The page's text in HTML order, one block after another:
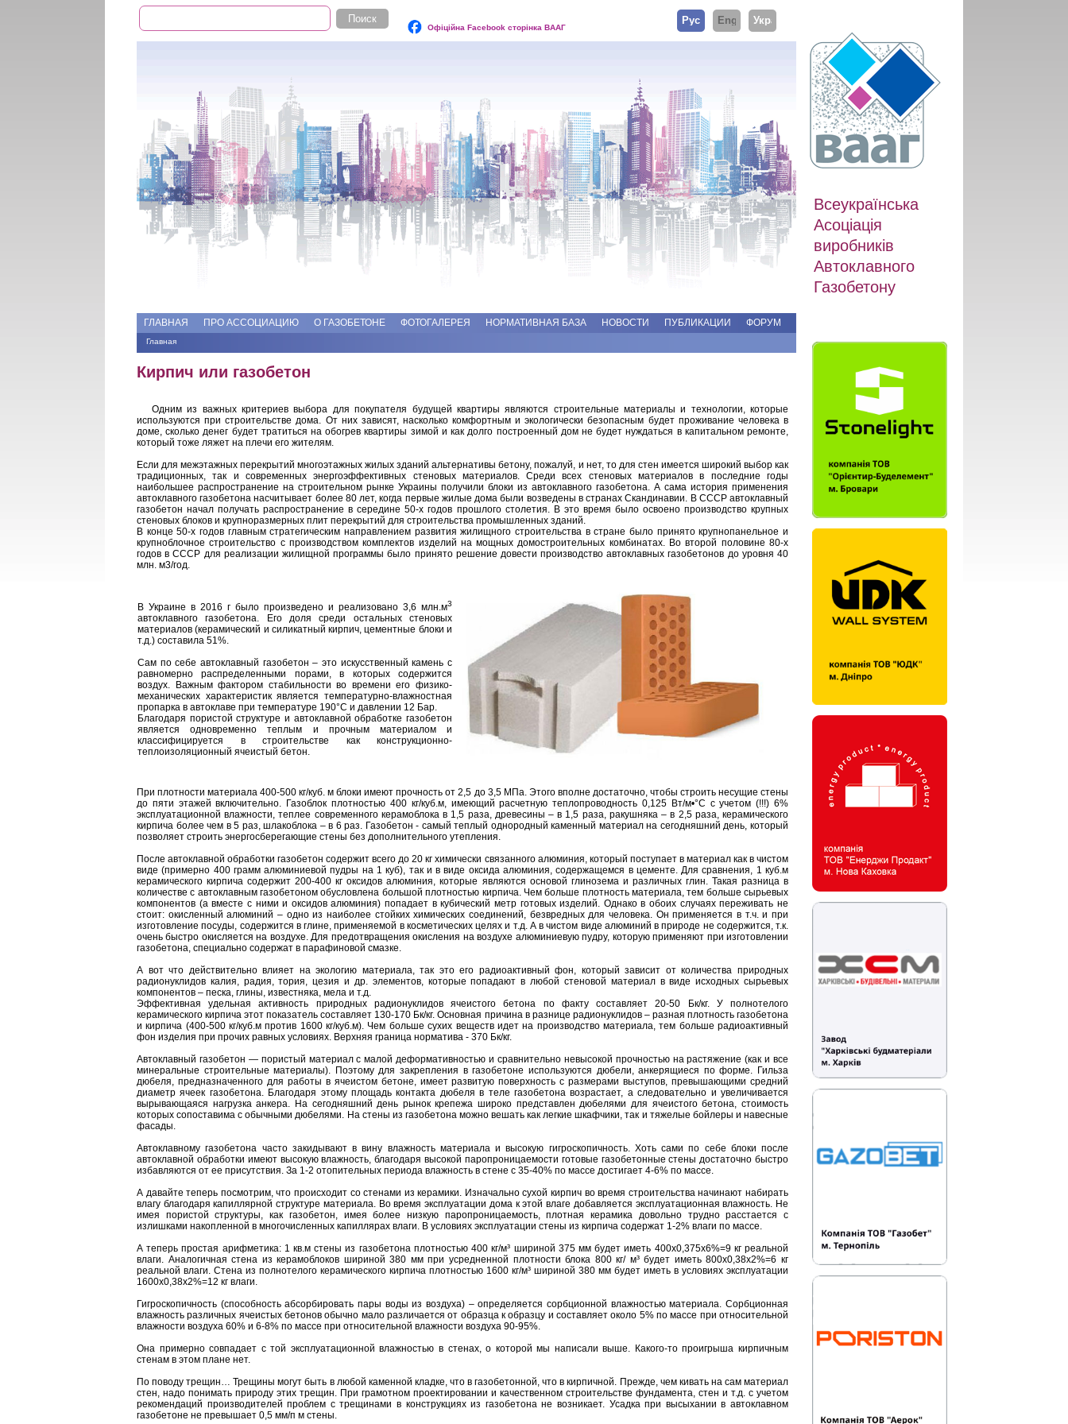
Форма поиска
Поиск
Офіційна Facebook сторінка ВААГ
РусскийEnglishУкраїнська
Всеукраїнська
Асоціація
виробників
Автоклавного
Газобетону
ГЛАВНАЯ ПРО АССОЦИАЦИЮ О ГАЗОБЕТОНЕ ФОТОГАЛЕРЕЯ НОРМАТИВНАЯ БАЗА НОВОСТИ ПУБЛИКАЦИИ ФОРУМ
Вы здесь
Главная
Кирпич или газобетон
Одним из важных критериев выбора для покупателя будущей квартиры являются строительные материалы и технологии, которые
используются при строительстве дома. От них зависят, насколько комфортным и экологически безопасным будет проживание человека в
доме, сколько денег будет тратиться на обогрев квартиры зимой и как долго построенный дом не будет нуждаться в капитальном ремонте,
который тоже ляжет на плечи его жителям.
Если для межэтажных перекрытий многоэтажных жилых зданий альтернативы бетону, пожалуй, и нет, то для стен имеется широкий выбор как
традиционных, так и современных энергоэффективных стеновых материалов. Среди всех стеновых материалов в последние годы
наибольшее распространение на строительном рынке Украины получили блоки из автоклавного газобетона. А сама история применения
автоклавного газобетона насчитывает более 80 лет, когда первые жилые дома были возведены в странах Скандинавии. В СССР автоклавный
газобетон начал получать распространение в середине 50-х годов прошлого столетия. В это время было освоено производство крупных
стеновых блоков и крупноразмерных плит перекрытий для строительства промышленных зданий.
В конце 50-х годов главным стратегическим направлением развития жилищного строительства в стране было принято крупнопанельное и
крупноблочное строительство с производством комплектов изделий на мощных домостроительных комбинатах. Во второй половине 80-х
годов в СССР для реализации жилищной программы было принято решение довести производство автоклавных газобетонов до уровня 40
млн. м3/год.
В Украине в 2016 г было произведено и реализовано 3,6 млн.м3
автоклавного газобетона. Его доля среди остальных стеновых
материалов (керамический и силикатный кирпич, цементные блоки и
т.д.) составила 51%.
Сам по себе автоклавный газобетон – это искусственный камень с
равномерно распределенными порами, в которых содержится
воздух. Важным фактором стабильности во времени его физико-
механических характеристик является температурно-влажностная
пропарка в автоклаве при температуре 190°С и давлении 12 Бар.
Благодаря пористой структуре и автоклавной обработке газобетон
является одновременно теплым и прочным материалом и
классифицируется в строительстве как конструкционно-
теплоизоляционный ячеистый бетон.
При плотности материала 400-500 кг/куб. м блоки имеют прочность от 2,5 до 3,5 МПа. Этого вполне достаточно, чтобы строить несущие стены
до пяти этажей включительно. Газоблок плотностью 400 кг/куб.м, имеющий расчетную теплопроводность 0,125 Вт/м•°С с учетом (!!!) 6%
эксплуатационной влажности, теплее современного керамоблока в 1,5 раза, древесины – в 1,5 раза, ракушняка – в 2,5 раза, керамического
кирпича более чем в 5 раз, шлакоблока – в 6 раз. Газобетон - самый теплый однородный каменный материал на сегодняшний день, который
позволяет строить энергосберегающие стены без дополнительного утепления.
После автоклавной обработки газобетон содержит всего до 20 кг химически связанного алюминия, который поступает в материал как в чистом
виде (примерно 400 грамм алюминиевой пудры на 1 куб), так и в виде оксида алюминия, содержащемся в цементе. Для сравнения, 1 куб.м
керамического кирпича содержит 200-400 кг оксидов алюминия, которые являются основой глинозема и различных глин. Такая разница в
количестве с автоклавным газобетоном обусловлена большой плотностью кирпича. Чем больше плотность материала, тем больше сырьевых
компонентов (а вместе с ними и оксидов алюминия) попадает в кубический метр готовых изделий. Однако в обоих случаях переживать не
стоит: окисленный алюминий – одно из наиболее стойких химических соединений, безвредных для человека. Он применяется в т.ч. и при
изготовление посуды, содержится в глине, применяемой в косметических целях и т.д. А в чистом виде алюминий в природе не содержится, т.к.
очень быстро окисляется на воздухе. Для предотвращения окисления на воздухе алюминиевую пудру, которую применяют при изготовлении
газобетона, специально содержат в парафиновой смазке.
А вот что действительно влияет на экологию материала, так это его радиоактивный фон, который зависит от количества природных
радионуклидов калия, радия, тория, цезия и др. элементов, которые попадают в любой стеновой материал в виде исходных сырьевых
компонентов – песка, глины, известняка, мела и т.д.
Эффективная удельная активность природных радионуклидов ячеистого бетона по факту составляет 20-50 Бк/кг. У полнотелого
керамического кирпича этот показатель составляет 130-170 Бк/кг. Основная причина в разнице радионуклидов – разная плотность газобетона
и кирпича (400-500 кг/куб.м против 1600 кг/куб.м). Чем больше сухих веществ идет на производство материала, тем больше радиоактивный
фон изделия при прочих равных условиях. Верхняя граница норматива - 370 Бк/кг.
Автоклавный газобетон — пористый материал с малой деформативностью и сравнительно невысокой прочностью на растяжение (как и все
минеральные строительные материалы). Поэтому для закрепления в газобетоне используются дюбели, анкерящиеся по форме. Гильза
дюбеля, предназначенного для работы в ячеистом бетоне, имеет развитую поверхность с размерами выступов, превышающими средний
диаметр ячеек газобетона. Благодаря этому площадь контакта дюбеля в теле газобетона возрастает, а следовательно и увеличивается
вырывающаяся нагрузка анкера. На сегодняшний день рынок крепежа широко представлен дюбелями для ячеистого бетона, стоимость
которых сопоставима с обычными дюбелями. На стены из газобетона можно вешать как легкие шкафчики, так и тяжелые бойлеры и навесные
фасады.
Автоклавному газобетона часто закидывают в вину влажность материала и высокую гигроскопичность. Хоть сами по себе блоки после
автоклавной обработки имеют высокую влажность, благодаря высокой паропроницаемости готовые газобетонные стены достаточно быстро
избавляются от ее присутствия. За 1-2 отопительных периода влажность в стене с 35-40% по массе достигает 4-6% по массе.
А давайте теперь посмотрим, что происходит со стенами из керамики. Изначально сухой кирпич во время строительства начинают набирать
влагу благодаря капиллярной структуре материала. Во время эксплуатации дома к этой влаге добавляется эксплуатационная влажность. Не
имея пористой структуры, как газобетон, имея более низкую паропроницаемость, плотная керамика довольно трудно расстается с
излишками накопленной в многочисленных капиллярах влаги. В условиях эксплуатации стены из кирпича содержат 1-2% влаги по массе.
А теперь простая арифметика: 1 кв.м стены из газобетона плотностью 400 кг/м³ шириной 375 мм будет иметь 400х0,375х6%=9 кг реальной
влаги. Аналогичная стена из керамоблоков шириной 380 мм при усредненной плотности блока 800 кг/ м³ будет иметь 800х0,38х2%=6 кг
реальной влаги. Стена из полнотелого керамического кирпича плотностью 1600 кг/м³ шириной 380 мм будет иметь в условиях эксплуатации
1600х0,38х2%=12 кг влаги.
Гигроскопичность (способность абсорбировать пары воды из воздуха) – определяется сорбционной влажностью материала. Сорбционная
влажность различных ячеистых бетонов обычно мало различается от образца к образцу и составляет около 5% по массе при относительной
влажности воздуха 60% и 6-8% по массе при относительной влажности воздуха 90-95%.
Она примерно совпадает с той эксплуатационной влажностью в стенах, о которой мы написали выше. Какого-то проигрыша кирпичным
стенам в этом плане нет.
По поводу трещин… Трещины могут быть в любой каменной кладке, что в газобетонной, что в кирпичной. Прежде, чем кивать на сам материал
стен, надо понимать природу этих трещин. При грамотном проектировании и качественном строительстве фундамента, стен и т.д. с учетом
рекомендаций производителей проблем с трещинами в конструкциях из газобетона не возникает. Усадка при высыхании в автоклавном
газобетоне не превышает 0,5 мм/п м стены.